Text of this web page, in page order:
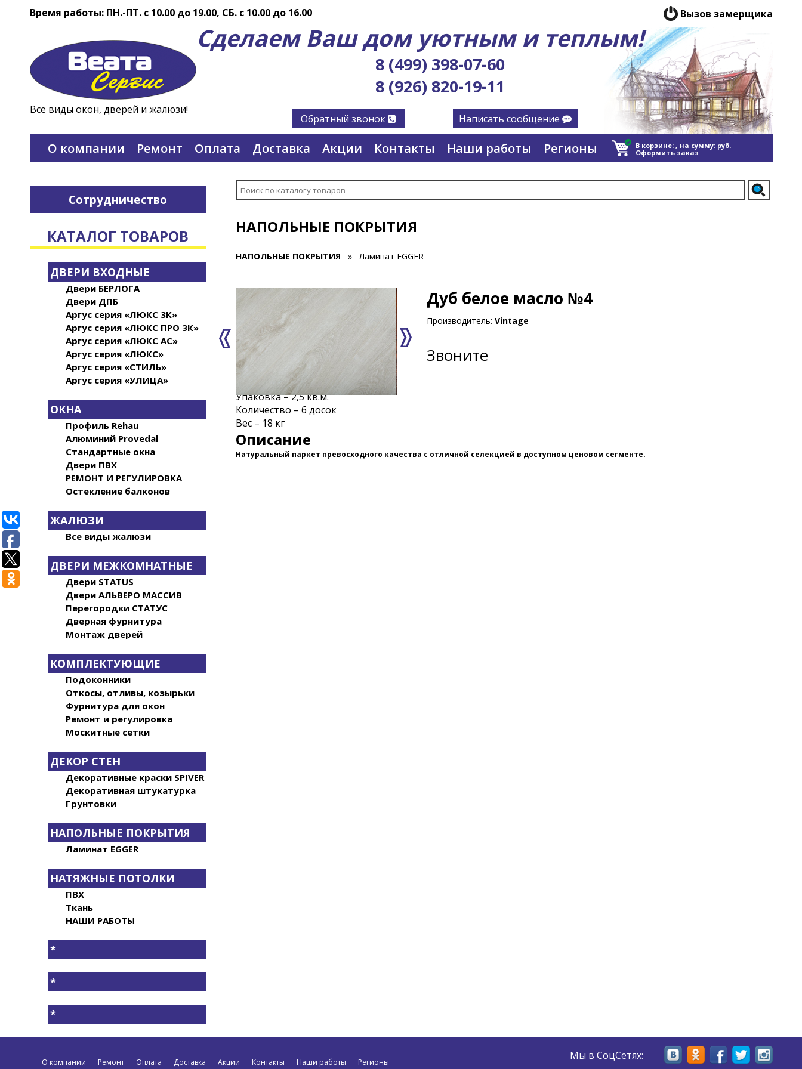
Время работы: ПН.-ПТ. c 10.00 до 19.00, СБ. с 10.00 до 16.00 Вызов замерщика
Все виды окон, дверей и жалюзи!
Сделаем Ваш дом уютным и теплым!
8 (499) 398-07-60
8 (926) 820-19-11
Обратный звонок Написать сообщение
О компании Ремонт Оплата Доставка Акции Контакты Наши работы Регионы В корзине: , на сумму: руб.
Оформить заказ
Сотрудничество
КАТАЛОГ ТОВАРОВ
ДВЕРИ ВХОДНЫЕ
Двери БЕРЛОГА
Двери ДПБ
Аргус серия «ЛЮКС 3К»
Аргус серия «ЛЮКС ПРО 3К»
Аргус серия «ЛЮКС АС»
Аргус серия «ЛЮКС»
Аргус серия «СТИЛЬ»
Аргус серия «УЛИЦА»
ОКНА
Профиль Rehau
Алюминий Provedal
Стандартные окна
Двери ПВХ
РЕМОНТ И РЕГУЛИРОВКА
Остекление балконов
ЖАЛЮЗИ
Все виды жалюзи
ДВЕРИ МЕЖКОМНАТНЫЕ
Двери STATUS
Двери АЛЬВЕРО МАССИВ
Перегородки СТАТУС
Дверная фурнитура
Монтаж дверей
КОМПЛЕКТУЮЩИЕ
Подоконники
Откосы, отливы, козырьки
Фурнитура для окон
Ремонт и регулировка
Москитные сетки
ДЕКОР СТЕН
Декоративные краски SPIVER
Декоративная штукатурка
Грунтовки
НАПОЛЬНЫЕ ПОКРЫТИЯ
Ламинат EGGER
НАТЯЖНЫЕ ПОТОЛКИ
ПВХ
Ткань
НАШИ РАБОТЫ
*
*
*
НАПОЛЬНЫЕ ПОКРЫТИЯ
НАПОЛЬНЫЕ ПОКРЫТИЯ »Ламинат EGGER
Дуб белое масло №4
Производитель: Vintage
Звоните
Упаковка – 2,5 кв.м.
Количество – 6 досок
Вес – 18 кг
Описание
Натуральный паркет превосходного качества с отличной селекцией в доступном ценовом сегменте.
О компании Ремонт Оплата Доставка Акции Контакты Наши работы Регионы
Мы в СоцСетях: